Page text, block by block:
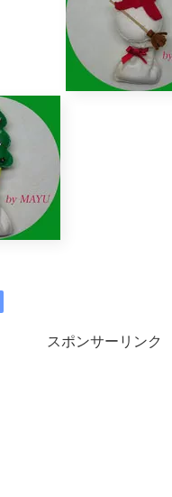
スポンサーリンク